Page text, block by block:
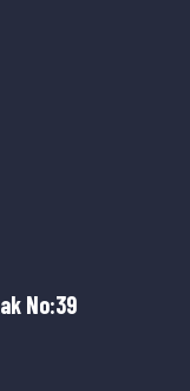
No:39